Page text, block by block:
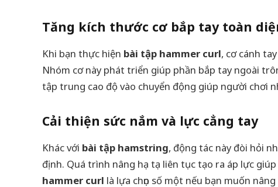
Tăng kích thước cơ bắp tay toàn
Khi bạn thực hiện bài tập hammer curl, cơ cánh
Nhóm cơ này phát triển giúp phần bắp tay ngoài
tập trung cao độ vào chuyển động giúp người chơi
Cải thiện sức nắm và lực cẳng tay
Khác với bài tập hamstring, động tác này đòi hỏi
định. Quá trình nâng hạ tạ liên tục tạo ra áp lực
hammer curl là lựa chọn số một nếu bạn muốn